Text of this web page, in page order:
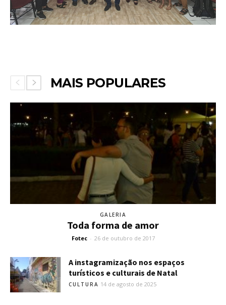
MAIS POPULARES
GALERIA
Toda forma de amor
Fotec - 26 de outubro de 2017
A instagramização nos espaços
turísticos e culturais de Natal
CULTURA 14 de agosto de 2025